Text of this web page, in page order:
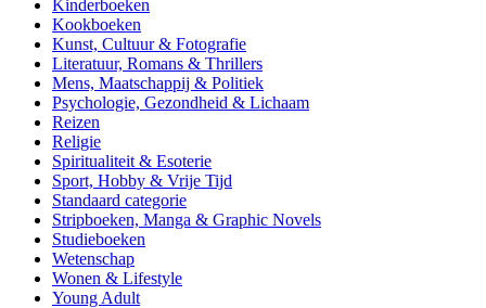
Kinderboeken
Kookboeken
Kunst, Cultuur & Fotografie
Literatuur, Romans & Thrillers
Mens, Maatschappij & Politiek
Psychologie, Gezondheid & Lichaam
Reizen
Religie
Spiritualiteit & Esoterie
Sport, Hobby & Vrije Tijd
Standaard categorie
Stripboeken, Manga & Graphic Novels
Studieboeken
Wetenschap
Wonen & Lifestyle
Young Adult